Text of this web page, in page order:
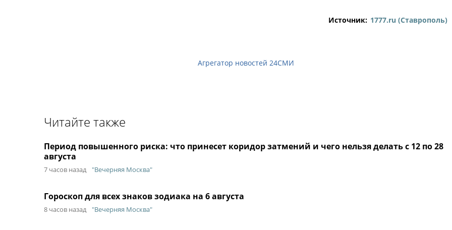
Источник: 1777.ru (Ставрополь)
Агрегатор новостей 24СМИ
Читайте также
Период повышенного риска: что принесет коридор затмений и чего нельзя делать с 12 по 28
августа
7 часов назад "Вечерняя Москва"
Гороскоп для всех знаков зодиака на 6 августа
8 часов назад "Вечерняя Москва"